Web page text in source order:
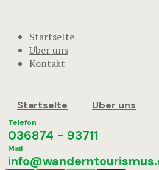
StartseIte
Uber uns
Kontakt
StartseIte Uber uns
Telefon
036874 - 93711
Mail